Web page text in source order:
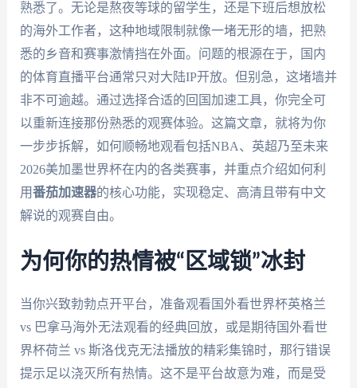
熟悉了。无论是熬夜等球的留学生，还是下班后想放松
的海外工作者，这种地域限制就像一堵无形的墙，把熟
悉的乡音和赛事激情挡在外面。问题的根源在于，国内
的体育直播平台通常只对大陆IP开放。但别急，这堵墙并
非不可逾越。通过选择合适的回国加速工具，你完全可
以重新连接那份熟悉的观赛体验。这篇文章，就将为你
一步步拆解，如何顺畅地观看包括NBA、英超乃至未来
2026美加墨世界杯在内的各类赛事，并重点介绍如何利
用番茄加速器的核心功能，实现稳定、高清且带有中文
解说的观赛自由。
为何你的热情被“区域锁”冰封
当你兴致勃勃点开平台，准备观看国外看世界杯英格兰
vs 巴拿马海外无法观看的经典回放，或是期待国外看世
界杯荷兰 vs 斯洛伐克无法播放的精彩集锦时，那行错误
提示足以浇灭所有热情。这不是平台故意为难，而是受